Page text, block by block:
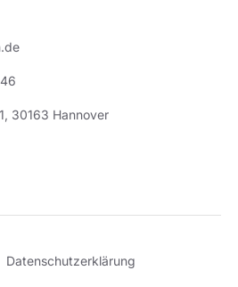
30163 Hannover
Datenschutzerklärung